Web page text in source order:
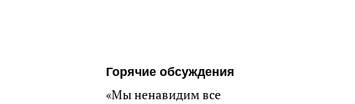
Горячие обсуждения
«Мы ненавидим все